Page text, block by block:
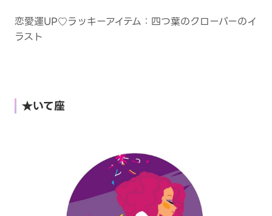
恋愛運UP♡ラッキーアイテム：四つ葉のクローバーのイ
ラスト
★いて座